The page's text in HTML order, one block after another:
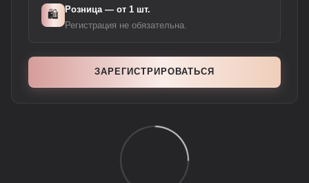
🛍️ Розница — от 1 шт.
Регистрация не обязательна.
ЗАРЕГИСТРИРОВАТЬСЯ